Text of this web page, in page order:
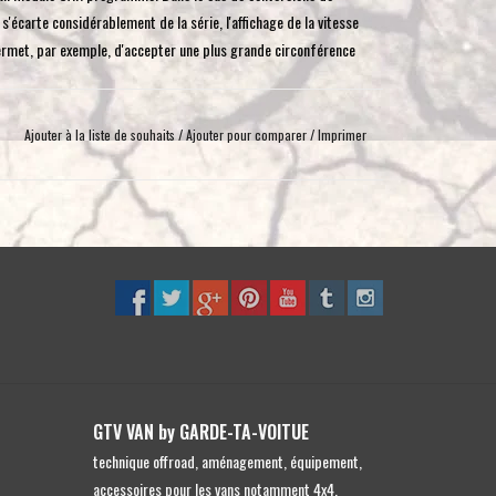
toucher
et
glisser.
considérablement de la série, l'affichage de la vitesse
par exemple, d'accepter une plus grande circonférence
d'instruments via le bus CAN. Le kit d'étalonnage du
et corrige à la fois le signal de vitesse et le compteur
en interne. Pour cela, nous avons besoin de la
Ajouter à la liste de souhaits/Ajouter pour comparer/Imprimer
GTV VAN by GARDE-TA-VOITUE
technique offroad, aménagement, équipement,
accessoires pour les vans notamment 4x4,